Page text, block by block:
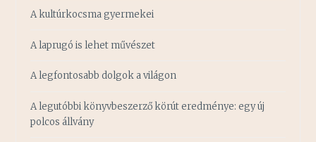
A kultúrkocsma gyermekei
A laprugó is lehet művészet
A legfontosabb dolgok a világon
A legutóbbi könyvbeszerző körút eredménye: egy új
polcos állvány